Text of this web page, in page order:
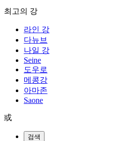
최고의 강
라인 강
다뉴브
나일 강
Seine
도우로
메콩강
아마존
Saone
或
검색